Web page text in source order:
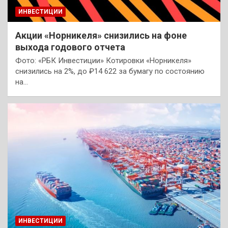
ИНВЕСТИЦИИ
Акции «Норникеля» снизились на фоне
выхода годового отчета
Фото: «РБК Инвестиции» Котировки «Норникеля»
снизились на 2%, до ₽14 622 за бумагу по состоянию
на…
ИНВЕСТИЦИИ